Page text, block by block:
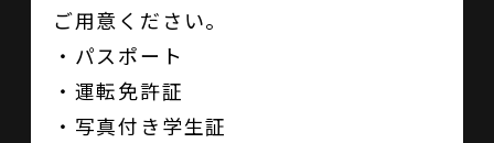
ご用意ください。
・パスポート
・運転免許証
・写真付き学生証